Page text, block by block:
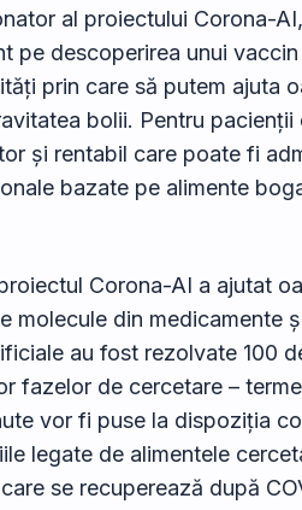
al proiectului Corona-
pe descoperirea unui
prin care să putem ajuta
bolii. Pentru
și rentabil care poate fi
bazate pe alimente
Corona-AI a ajutat
molecule din medicamente
au fost rezolvate 100
fazelor de cercetare –
vor fi puse la dispoziția
legate de alimentele
se recuperează după